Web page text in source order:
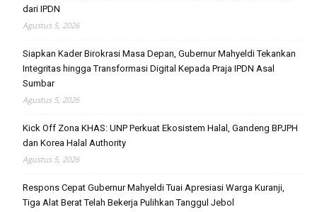
dari IPDN
Agustus 5, 2026
Siapkan Kader Birokrasi Masa Depan, Gubernur Mahyeldi Tekankan
Integritas hingga Transformasi Digital Kepada Praja IPDN Asal
Sumbar
Agustus 5, 2026
Kick Off Zona KHAS: UNP Perkuat Ekosistem Halal, Gandeng BPJPH
dan Korea Halal Authority
Agustus 5, 2026
Respons Cepat Gubernur Mahyeldi Tuai Apresiasi Warga Kuranji,
Tiga Alat Berat Telah Bekerja Pulihkan Tanggul Jebol